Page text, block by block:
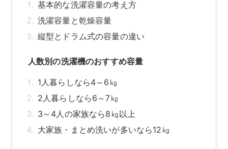
１人暮らし向け｜容量別おすすめの洗濯機
パナソニック NA-F5B3 5㎏
アイリスオーヤマ IAW-T605 6㎏
東芝 AW-6GA2 6㎏
２人暮らし向け｜容量別おすすめの洗濯機
パナソニック NA-F7B3 7㎏
シャープ ES-S7J-WL 7㎏
パナソニック Cuble NA-VG780L